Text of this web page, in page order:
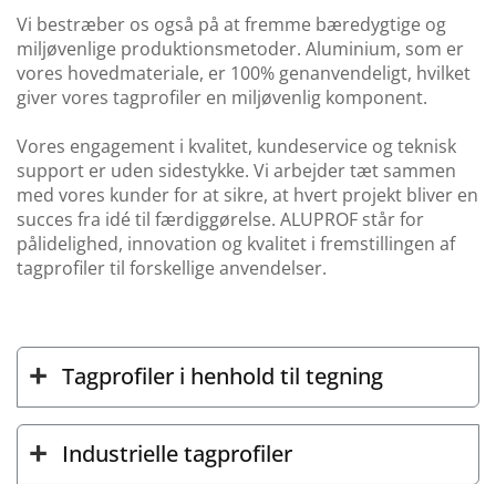
Vi bestræber os også på at fremme bæredygtige og
miljøvenlige produktionsmetoder. Aluminium, som er
vores hovedmateriale, er 100% genanvendeligt, hvilket
giver vores tagprofiler en miljøvenlig komponent.
Vores engagement i kvalitet, kundeservice og teknisk
support er uden sidestykke. Vi arbejder tæt sammen
med vores kunder for at sikre, at hvert projekt bliver en
succes fra idé til færdiggørelse. ALUPROF står for
pålidelighed, innovation og kvalitet i fremstillingen af
tagprofiler til forskellige anvendelser.
Tagprofiler i henhold til tegning
Industrielle tagprofiler